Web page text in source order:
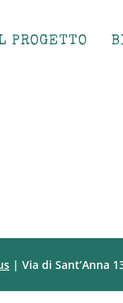
PROGETTO
| Via di Sant’Anna